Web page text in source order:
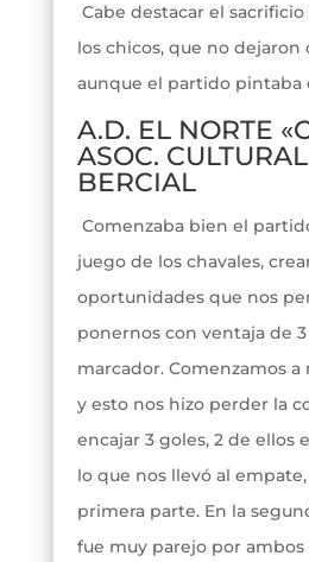
Cabe destacar el
los chicos, que no dejaron
aunque el partido pintaba
A.D. EL NORTE
ASOC.
BERCIAL
Comenzaba bien el
juego de los chavales,
oportunidades que nos
ponernos con ventaja de
marcador. Comenzamos a
y esto nos hizo perder la
encajar 3 goles, 2 de ellos
lo que nos llevó al
primera parte. En la
fue muy parejo por ambos